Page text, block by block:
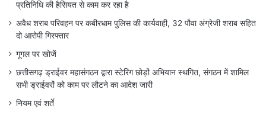
प्रतिनिधि की हैसियत से काम कर रहा है
अवैध शराब परिवहन पर कबीरधाम पुलिस की कार्यवाही, 32 पौवा अंग्रेजी शराब सहित
दो आरोपी गिरफ्तार
गूगल पर खोजें
छत्तीसगढ़ ड्राईवर महासंगठन द्वारा स्टेरिंग छोड़ों अभियान स्थगित, संगठन में शामिल
सभी ड्राईवरों को काम पर लौटने का आदेश जारी
नियम एवं शर्ते